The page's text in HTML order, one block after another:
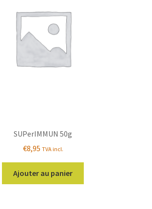
SUPerIMMUN 50g
€8,95 TVA incl.
Ajouter au panier